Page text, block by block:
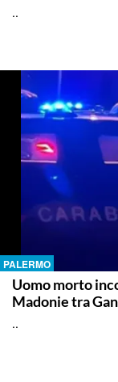
..
PALERMO
Uomo morto
Madonie tra
..